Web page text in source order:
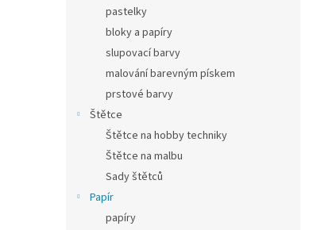
pastelky
bloky a papíry
slupovací barvy
malování barevným pískem
prstové barvy
Štětce
Štětce na hobby techniky
Štětce na malbu
Sady štětců
Papír
papíry